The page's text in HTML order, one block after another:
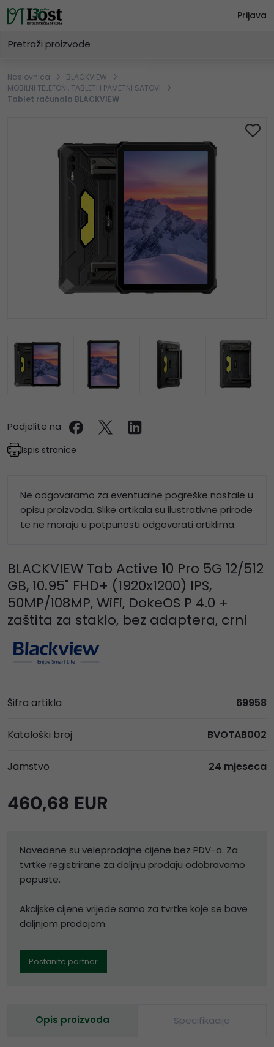
Prijava
Naslovnica
BLACKVIEW
MOBILNI TELEFONI, TABLETI I PAMETNI SATOVI
Tablet računala BLACKVIEW
Podjelite na
Ispis stranice
Ne odgovaramo za eventualne pogreške nastale u
opisu proizvoda. Slike artikala su ilustrativne prirode
te ne moraju u potpunosti odgovarati artiklima.
BLACKVIEW Tab Active 10 Pro 5G 12/512
GB, 10.95" FHD+ (1920x1200) IPS,
50MP/108MP, WiFi, DokeOS P 4.0 +
zaštita za staklo, bez adaptera, crni
Šifra artikla 69958
Kataloški broj BVOTAB002
Jamstvo 24 mjeseca
460,68 EUR
Navedene su veleprodajne cijene bez PDV-a. Za
tvrtke registrirane za daljnju prodaju odobravamo
popuste.
Akcijske cijene vrijede samo za tvrtke koje se bave
daljnjom prodajom.
Postanite partner
Opis proizvoda Specifikacije